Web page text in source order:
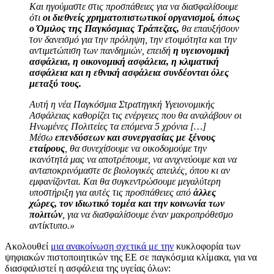
Και ηγούμαστε στις προσπάθειες για να διασφαλίσουμε
ότι οι διεθνείς χρηματοπιστωτικοί οργανισμοί, όπως
ο Όμιλος της Παγκόσμιας Τράπεζας, θα επαυξήσουν
τον δανεισμό για την πρόληψη, την ετοιμότητα και την
αντιμετώπιση των πανδημιών, επειδή η υγειονομική
ασφάλεια, η οικονομική ασφάλεια, η κλιματική
ασφάλεια και η εθνική ασφάλεια συνδέονται όλες
μεταξύ τους.
Αυτή η νέα Παγκόσμια Στρατηγική Υγειονομικής
Ασφάλειας καθορίζει τις ενέργειες που θα αναλάβουν οι
Ηνωμένες Πολιτείες τα επόμενα 5 χρόνια […]
Μέσω επενδύσεων και συνεργασίας με ξένους
εταίρους , θα συνεχίσουμε να οικοδομούμε την
ικανότητά μας να αποτρέπουμε, να ανιχνεύουμε και να
ανταποκρινόμαστε σε βιολογικές απειλές, όπου κι αν
εμφανίζονται. Και θα συγκεντρώσουμε μεγαλύτερη
υποστήριξη για αυτές τις προσπάθειες από άλλες
χώρες, τον ιδιωτικό τομέα και την κοινωνία των
πολιτών, για να διασφαλίσουμε έναν μακροπρόθεσμο
αντίκτυπο.»
Ακολουθεί μια ανακοίνωση σχετικά με την κυκλοφορία των
ψηφιακών πιστοποιητικών της ΕΕ σε παγκόσμια κλίμακα, για να
διασφαλιστεί η ασφάλεια της υγείας όλων: